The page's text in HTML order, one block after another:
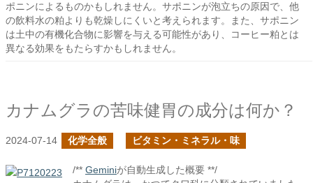
ポニンによるものかもしれません。サポニンが泡立ちの原因で、他
の飲料水の粕よりも乾燥しにくいと考えられます。また、サポニン
は土中の有機化合物に影響を与える可能性があり、コーヒー粕とは
異なる効果をもたらすかもしれません。
カナムグラの苦味健胃の成分は何か？
2024-07-14 化学全般 ビタミン・ミネラル・味
/** Geminiが自動生成した概要 **/